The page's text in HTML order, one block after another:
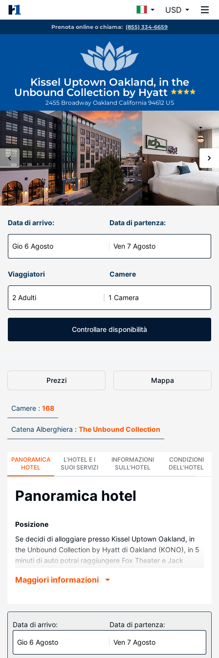
USD
Prenota online o chiama: (855) 334-6659
Kissel Uptown Oakland, in the
Unbound Collection by Hyatt
2455 Broadway Oakland California 94612 US
Data di arrivo:
Gio 6 Agosto
Data di partenza:
Ven 7 Agosto
Viaggiatori Camere
2 Adulti 1 Camera
Controllare disponibilità
Prezzi Mappa
Camere : 168
Catena Alberghiera : The Unbound Collection
PANORAMICA
HOTEL
L'HOTEL E I
SUOI SERVIZI
INFORMAZIONI
SULL'HOTEL
CONDIZIONI
DELL'HOTEL
Panoramica hotel
Posizione
Se decidi di alloggiare presso Kissel Uptown Oakland, in
the Unbound Collection by Hyatt di Oakland (KONO), in 5
minuti di auto potrai raggiungere Fox Theater e Jack
San Francisco e 15,9 km da Moscone Convention Center.
Rilassati in una delle 168 camere della struttura, complete
di aria condizionata e Smart TV. Grazie ad un comodo letto
con copriletto in piuma e biancheria in cotone egiziano
dormirai sonni tranquilli. Il Wi-Fi gratuito ti consente di
restare in contatto con il mondo, mentre la TV con canali
Maggiori informazioni
Data di arrivo:
Gio 6 Agosto
Data di partenza:
Ven 7 Agosto